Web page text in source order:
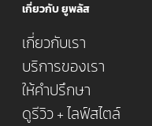
เกี่ยวกับ ยูพลัส
เกี่ยวกับเรา
บริการของเรา
ให้คำปรึกษา
ดูรีวิว + ไลฟ์สไตล์